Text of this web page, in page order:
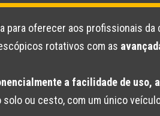
para oferecer aos profissionais da
rotativos com as
a facilidade de uso,
ou cesto, com um único